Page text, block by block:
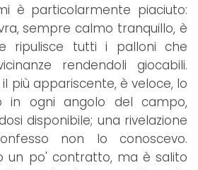
è particolarmente piaciuto:
sempre calmo tranquillo, è
ripulisce tutti i palloni che
rendendoli giocabili.
più appariscente, è veloce, lo
in ogni angolo del campo,
disponibile; una rivelazione
non lo conoscevo.
un po' contratto, ma è salito